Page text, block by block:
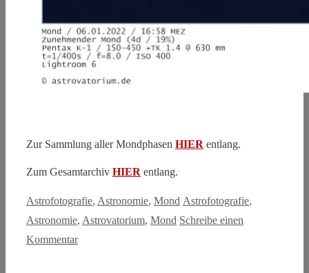
Zur Sammlung aller Mondphasen HIER entlang.
Zum Gesamtarchiv HIER entlang.
Kategorien
Astrofotografie, Astronomie, Mond Schlagwörter
Astrofotografie,
Astronomie, Astrovatorium, Mond Schreibe einen
Kommentar